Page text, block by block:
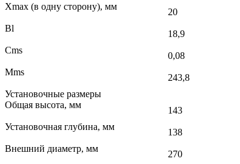
Xmax (в одну сторону), мм
20
Bl
18,9
Cms
0,08
Mms
243,8
Установочные размеры
Общая высота, мм
143
Установочная глубина, мм
138
Внешний диаметр, мм
270